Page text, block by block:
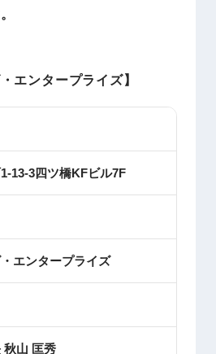
エンタープライズ】
13-3四ツ橋KFビル7F
エンタープライズ
秋山 匡秀